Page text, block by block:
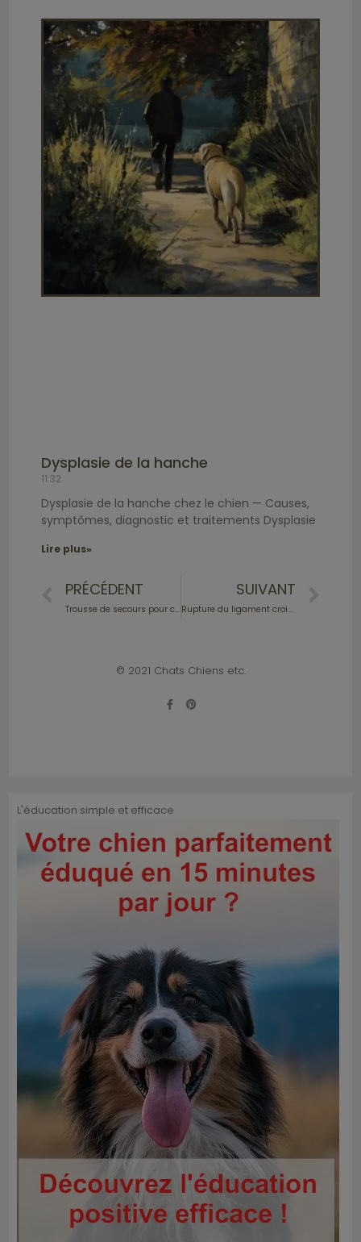
Dysplasie de la hanche
11:32
Dysplasie de la hanche chez le chien — Causes,
symptômes, diagnostic et traitements Dysplasie
Lire plus»
PRÉCÉDENT
Trousse de secours pour chien : quel est le minimum à emporter ?
SUIVANT
Rupture du ligament croisé : quelle guérison ?
© 2021 Chats Chiens etc.
L'éducation simple et efficace